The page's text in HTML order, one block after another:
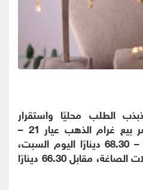
الطلب محليًا واستقرار
الأسواق العالمية، بلغ سعر بيع غرام الذهب عيار 21 –
الأكثر طلبًا بين المواطنين – 68.30 دينارًا اليوم السبت،
وذلك لغايات البيع من محلات الصاغة، مقابل 66.30 دينارًا